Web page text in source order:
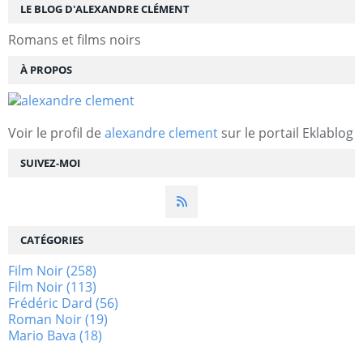
SUIVEZ-MOI
LE BLOG D'ALEXANDRE CLÉMENT
Romans et films noirs
À PROPOS
Voir le profil de alexandre clement sur le portail Eklablog
CATÉGORIES
Film Noir(258)
Film Noir(113)
Frédéric Dard (56)
Roman Noir(19)
Mario Bava (18)